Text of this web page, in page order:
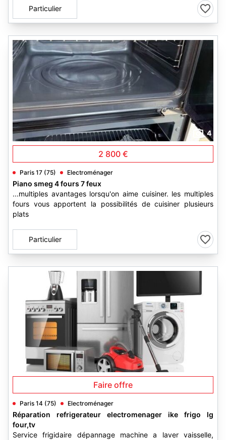
Particulier
4
2 800 €
Paris 17 (75) Electroménager
Piano smeg 4 fours 7 feux
...multiples avantages lorsqu'on aime cuisiner. les multiples
fours vous apportent la possibilités de cuisiner plusieurs
plats
Particulier
Faire offre
Paris 14 (75) Electroménager
Réparation refrigerateur electromenager ike frigo lg
four,tv
Service frigidaire dépannage machine a laver vaisselle,